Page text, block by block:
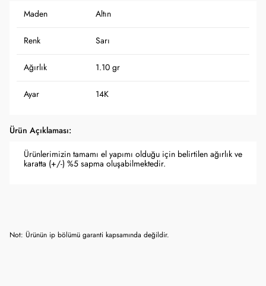
Maden Altın
Renk Sarı
Ağırlık 1.10 gr
Ayar 14K
Ürün Açıklaması:
Ürünlerimizin tamamı el yapımı olduğu için belirtilen ağırlık ve
karatta (+/-) %5 sapma oluşabilmektedir.
Not: Ürünün ip bölümü garanti kapsamında değildir.